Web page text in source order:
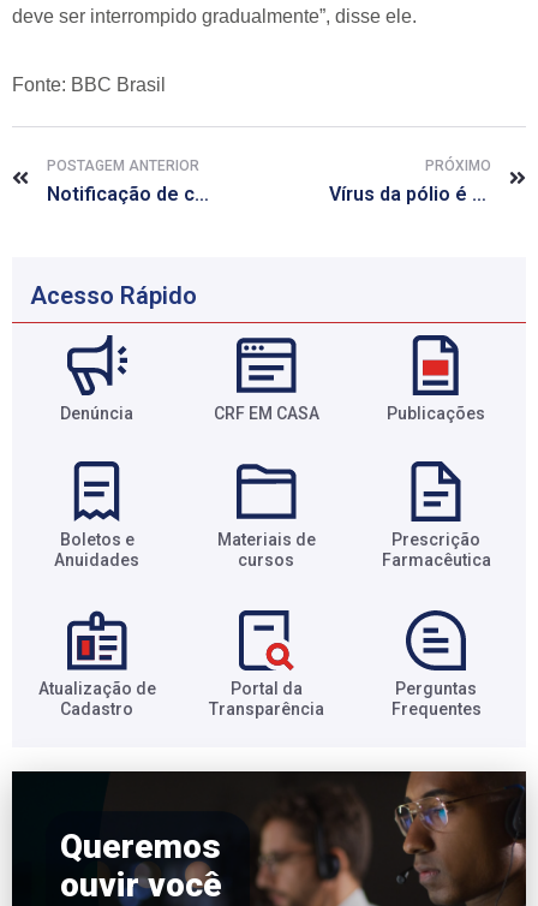
deve ser interrompido gradualmente”, disse ele.
Fonte: BBC Brasil
POSTAGEM ANTERIOR
Notificação de casos de HIV positivo passa a ser obrigatória
PRÓXIMO
Vírus da pólio é encontrado em amostra de esgoto no Aeroporto de Viracopos, diz OMS
Acesso Rápido
Denúncia CRF EM CASA Publicações
Boletos e
Anuidades​
Materiais de
cursos​
Prescrição
Farmacêutica​
Atualização de
Cadastro​
Portal da
Transparência​
Perguntas
Frequentes​
Queremos
ouvir você